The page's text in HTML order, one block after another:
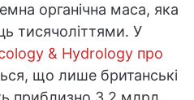
органічна маса, яка
тисячоліттями. У
& Hydrology про
що лише британські